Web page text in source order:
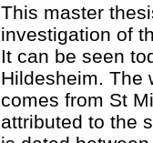
This master
investigation of
It can be seen
Hildesheim. The
comes from St
attributed to the